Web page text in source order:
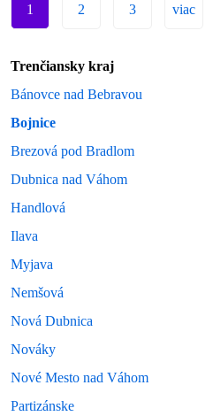
1 2 3 viac
Trenčiansky kraj
Bánovce nad Bebravou
Bojnice
Brezová pod Bradlom
Dubnica nad Váhom
Handlová
Ilava
Myjava
Nemšová
Nová Dubnica
Nováky
Nové Mesto nad Váhom
Partizánske